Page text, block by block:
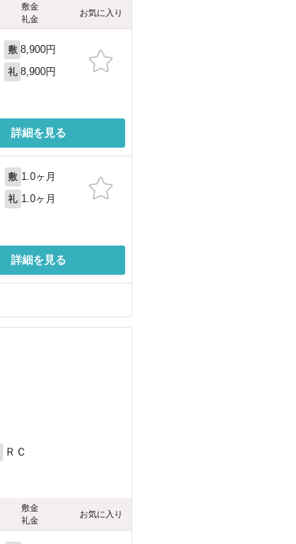
敷金
礼金
お気に入り
敷 8,900円
礼 8,900円
詳細を見る
敷 1.0ヶ月
礼 1.0ヶ月
詳細を見る
ＲＣ
敷金
礼金
お気に入り